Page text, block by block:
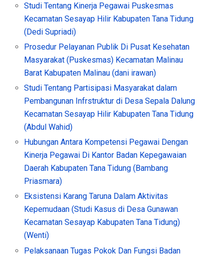
Studi Tentang Kinerja Pegawai Puskesmas
Kecamatan Sesayap Hilir Kabupaten Tana Tidung
(Dedi Supriadi)
Prosedur Pelayanan Publik Di Pusat Kesehatan
Masyarakat (Puskesmas) Kecamatan Malinau
Barat Kabupaten Malinau (dani irawan)
Studi Tentang Partisipasi Masyarakat dalam
Pembangunan Infrstruktur di Desa Sepala Dalung
Kecamatan Sesayap Hilir Kabupaten Tana Tidung
(Abdul Wahid)
Hubungan Antara Kompetensi Pegawai Dengan
Kinerja Pegawai Di Kantor Badan Kepegawaian
Daerah Kabupaten Tana Tidung (Bambang
Priasmara)
Eksistensi Karang Taruna Dalam Aktivitas
Kepemudaan (Studi Kasus di Desa Gunawan
Kecamatan Sesayap Kabupaten Tana Tidung)
(Wenti)
Pelaksanaan Tugas Pokok Dan Fungsi Badan